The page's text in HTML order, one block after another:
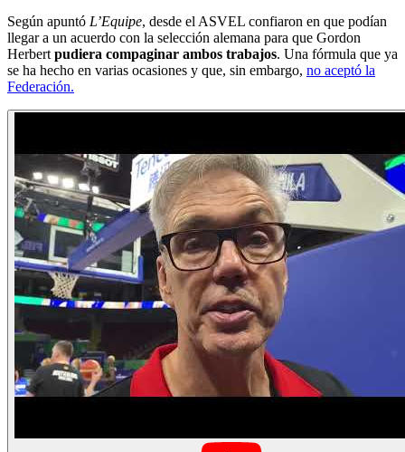
Según apuntó L’Equipe, desde el ASVEL confiaron en que podían
llegar a un acuerdo con la selección alemana para que Gordon
Herbertpudiera compaginar ambos trabajos. Una fórmula que ya
se ha hecho en varias ocasiones y que, sin embargo, no aceptó la
Federación.